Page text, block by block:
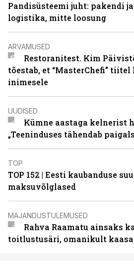
Pandisüsteemi juht: pakendi
logistika, mitte loosung
ARVAMUSED
Restoranitest. Kim
tõestab, et “MasterChefi”
inimesele
UUDISED
Kümne aastaga kelnerist
„Teeninduses tähendab
TOP
TOP 152 | Eesti kaubanduse
maksuvõlglased
MAJANDUSTULEMUSED
Rahva Raamatu ainsaks
toitlustusäri, omanikult